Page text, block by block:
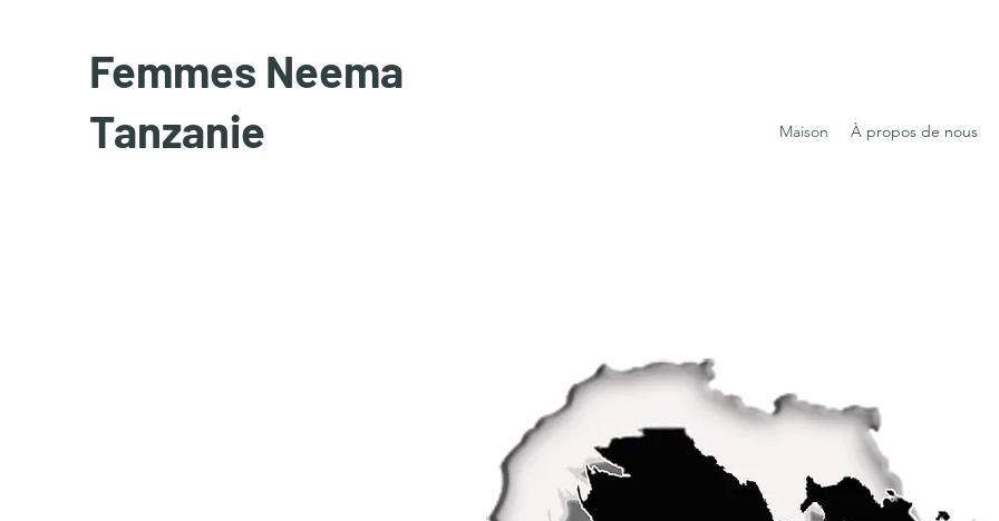
Femmes Neema
Tanzanie
Maison À propos de nous